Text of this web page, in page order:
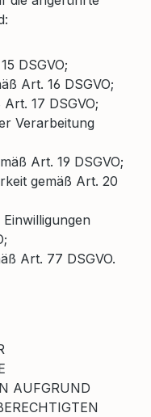
DSGVO;
Art. 16 DSGVO;
17 DSGVO;
Verarbeitung
Art. 19 DSGVO;
gemäß Art. 20
Art. 77 DSGVO.
AUFGRUND